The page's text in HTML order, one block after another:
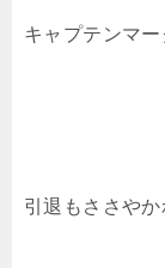
キャプテンマー
引退もささやか